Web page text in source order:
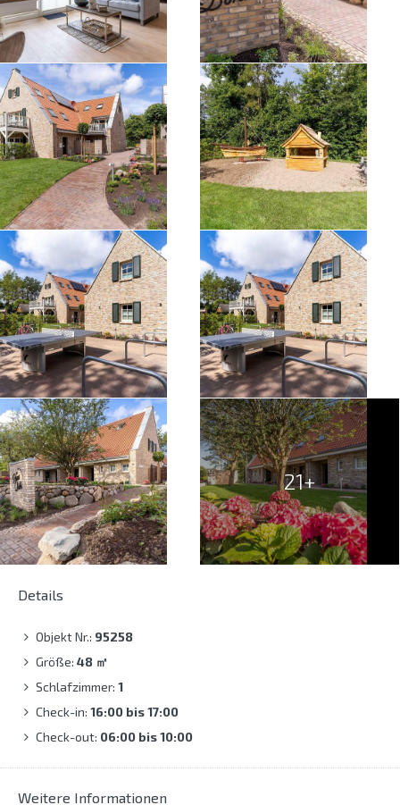
21+
Details
Objekt Nr.: 95258
Größe: 48 ㎡
Schlafzimmer: 1
Check-in: 16:00 bis 17:00
Check-out: 06:00 bis 10:00
Weitere Informationen